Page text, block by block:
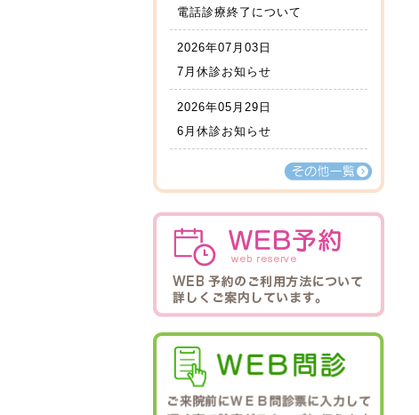
電話診療終了について
2026年07月03日
7月休診お知らせ
2026年05月29日
6月休診お知らせ